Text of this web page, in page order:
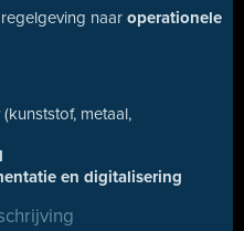
naar operationele
(kunststof, metaal,
en digitalisering